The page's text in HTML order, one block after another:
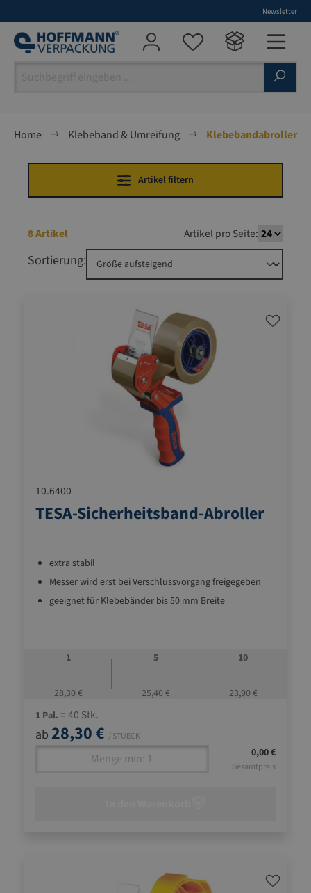
Newsletter
Home Klebeband & Umreifung Klebebandabroller
Artikel filtern
8 Artikel Artikel pro Seite:
Sortierung:
10.6400
TESA-Sicherheitsband-Abroller
extra stabil
Messer wird erst bei Verschlussvorgang freigegeben
geeignet für Klebebänder bis 50 mm Breite
1
28,30 €
5
25,40 €
10
23,90 €
1 Pal. = 40 Stk.
ab 28,30 € / STUECK
0,00 €
Gesamtpreis